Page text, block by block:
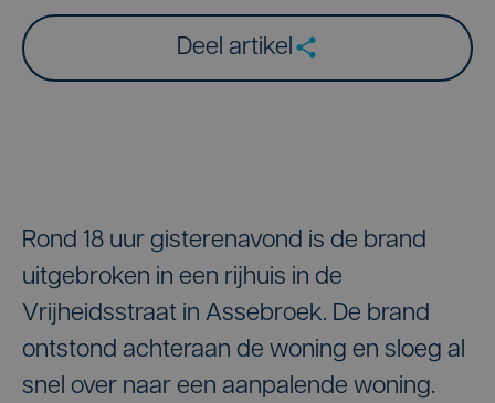
Deel artikel
Rond 18 uur gisterenavond is de brand
uitgebroken in een rijhuis in de
Vrijheidsstraat in Assebroek. De brand
ontstond achteraan de woning en sloeg al
snel over naar een aanpalende woning.